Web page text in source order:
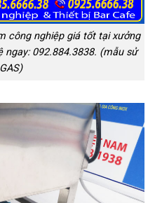
công nghiệp giá tốt tại xưởng
ngay: 092.884.3838. (mẫu sử